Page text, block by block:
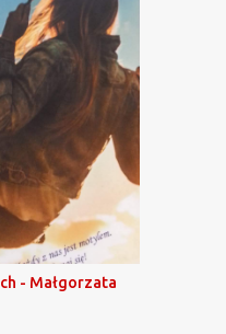
- Małgorzata